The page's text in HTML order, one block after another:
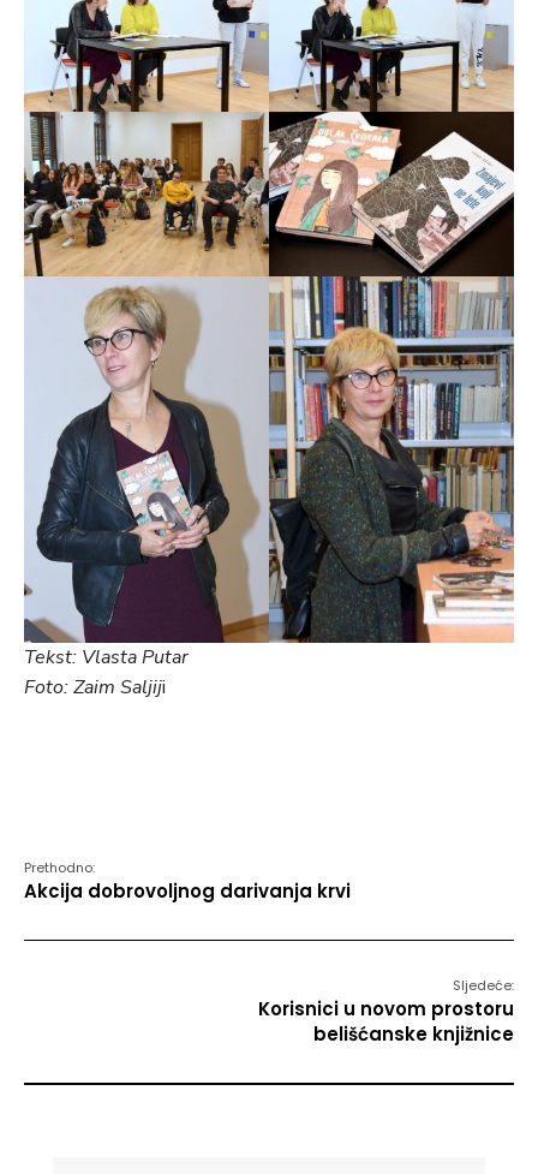
Tekst: Vlasta Putar
Foto: Zaim Saljiji
Prethodno:
Akcija dobrovoljnog darivanja krvi
Sljedeće:
Korisnici u novom prostoru
belišćanske knjižnice